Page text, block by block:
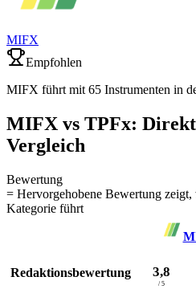
MIFX
Empfohlen
MIFX führt mit 65 Instrumenten in
MIFX vs TPFx:
Vergleich
Bewertung
= Hervorgehobene Bewertung
Kategorie führt
Redaktionsbewertung 3,8
/ 5